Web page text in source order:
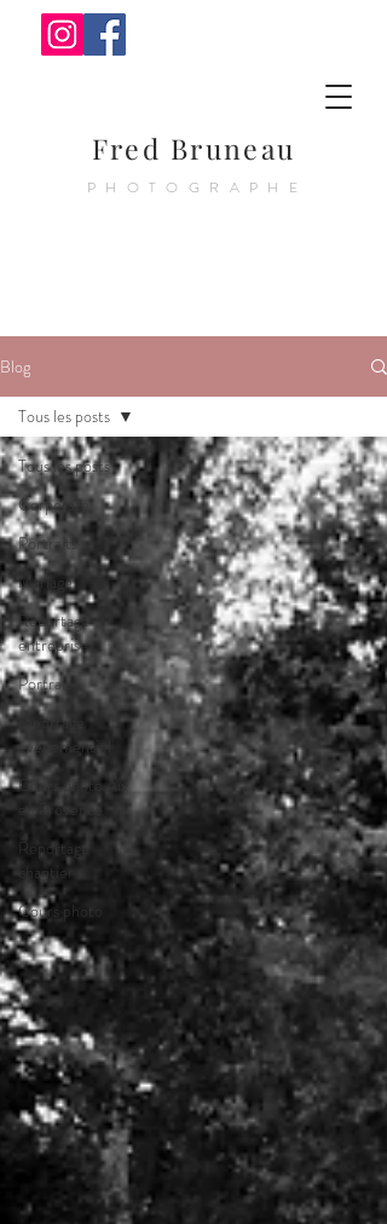
Fred Bruneau
PHOTOGRAPHE
Blog
Tous les posts
Corporate
Portraits
Mariage
Reportage
entreprise
Portrait
reportage
évènementiel
Cours photo Aix
en Provence
Reportage
chantier
Cours photo
Tous les posts